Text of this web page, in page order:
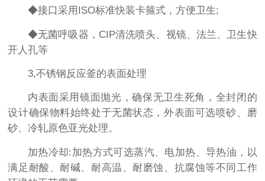
◆接口采用ISO标准快装卡箍式，方便卫生;
◆无菌呼吸器，CIP清洗喷头、视镜、法兰、卫生快
开人孔等
3,不锈钢反应釜的表面处理
内表面采用镜面抛光，确保无卫生死角，全封闭的
设计确保物料始终处于无菌状态，外表面可选喷砂、磨
砂、冷轧原色亚光处理。
加热冷却:加热方式可选蒸汽、电加热、导热油，以
满足耐酸、耐碱、耐高温、耐磨蚀、抗腐蚀等不同工作